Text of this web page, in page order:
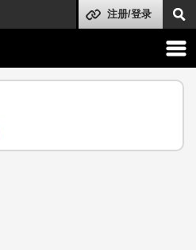
注册/登录